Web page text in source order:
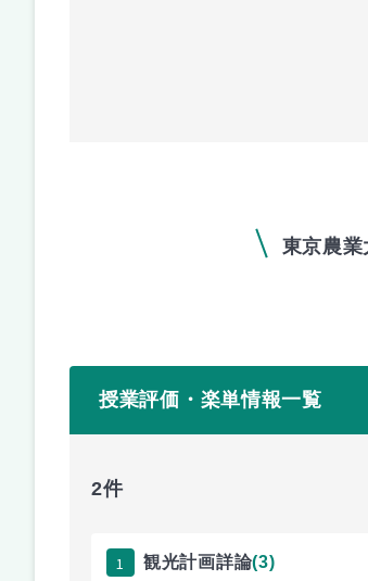
東京農
授業評価・楽単情報一覧
2件
1 観光計画詳論(3)